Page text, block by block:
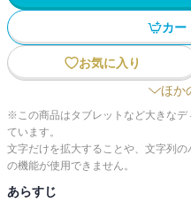
カー
お気に入り
ほか
※この商品はタブレットなど大きなデ
ています。
文字だけを拡大することや、文字列
の機能が使用できません。
あらすじ